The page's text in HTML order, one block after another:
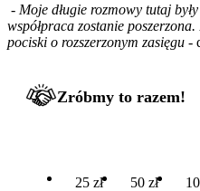
- Moje długie rozmowy tutaj
współpraca zostanie
pociski o rozszerzonym zasięgu -
Zróbmy to razem!
25 zł 50 zł